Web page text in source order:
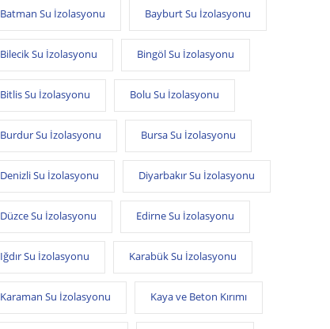
Batman Su İzolasyonu Bayburt Su İzolasyonu
Bilecik Su İzolasyonu Bingöl Su İzolasyonu
Bitlis Su İzolasyonu Bolu Su İzolasyonu
Burdur Su İzolasyonu Bursa Su İzolasyonu
Denizli Su İzolasyonu Diyarbakır Su İzolasyonu
Düzce Su İzolasyonu Edirne Su İzolasyonu
Iğdır Su İzolasyonu Karabük Su İzolasyonu
Karaman Su İzolasyonu Kaya ve Beton Kırımı